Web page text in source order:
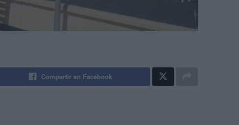
Compartir en Facebook